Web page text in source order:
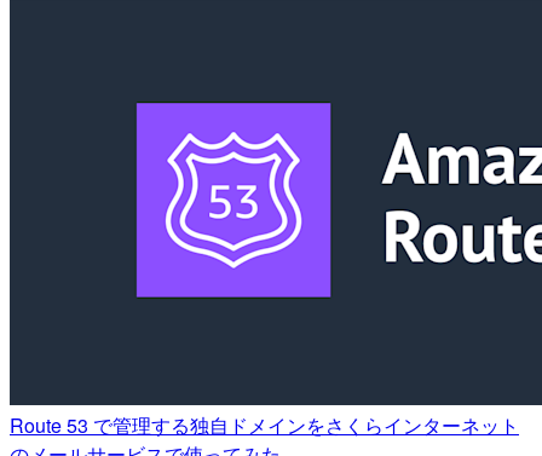
Route 53 で管理する独自ドメインをさくらインターネット